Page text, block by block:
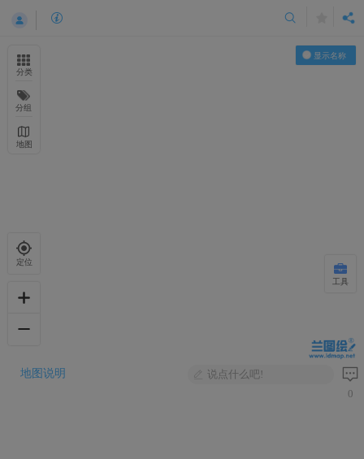
地图说明
说点什么吧!
0
显示名称
分类
分组
地图
定位
工具